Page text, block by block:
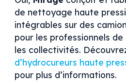
de nettoyage haute
intégrables sur des
pour les professionnels de
les collectivités.
d’hydrocureurs haute
pour plus d’informations.